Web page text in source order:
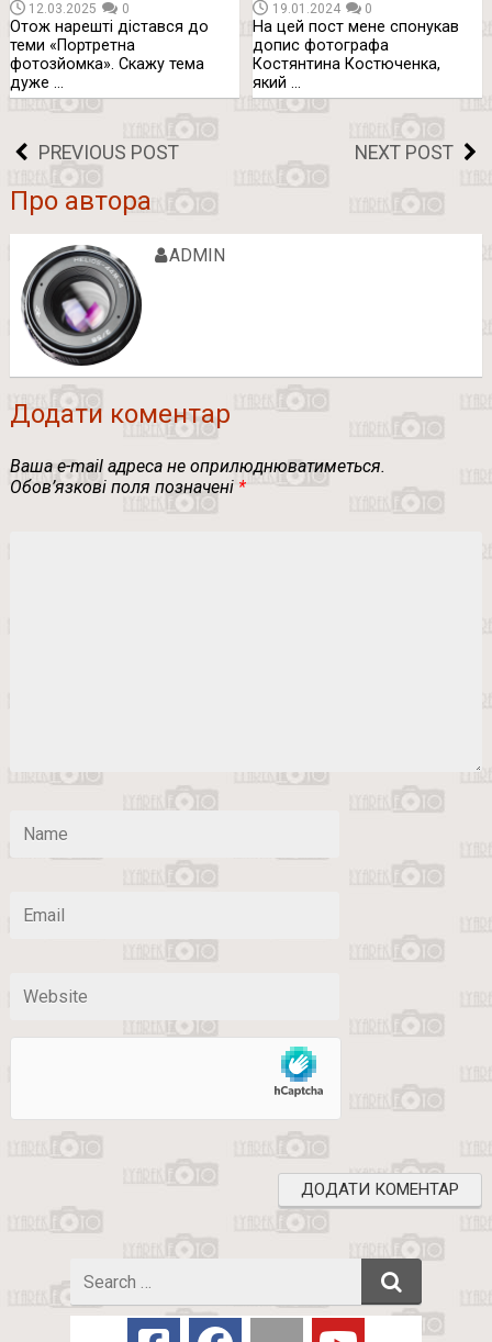
12.03.2025 0
Отож нарешті дістався до
теми «Портретна
фотозйомка». Скажу тема
дуже …
19.01.2024 0
На цей пост мене спонукав
допис фотографа
Костянтина Костюченка,
який …
PREVIOUS POST NEXT POST
Про автора
ADMIN
Додати коментар
Ваша e-mail адреса не оприлюднюватиметься.
Обов’язкові поля позначені *
for